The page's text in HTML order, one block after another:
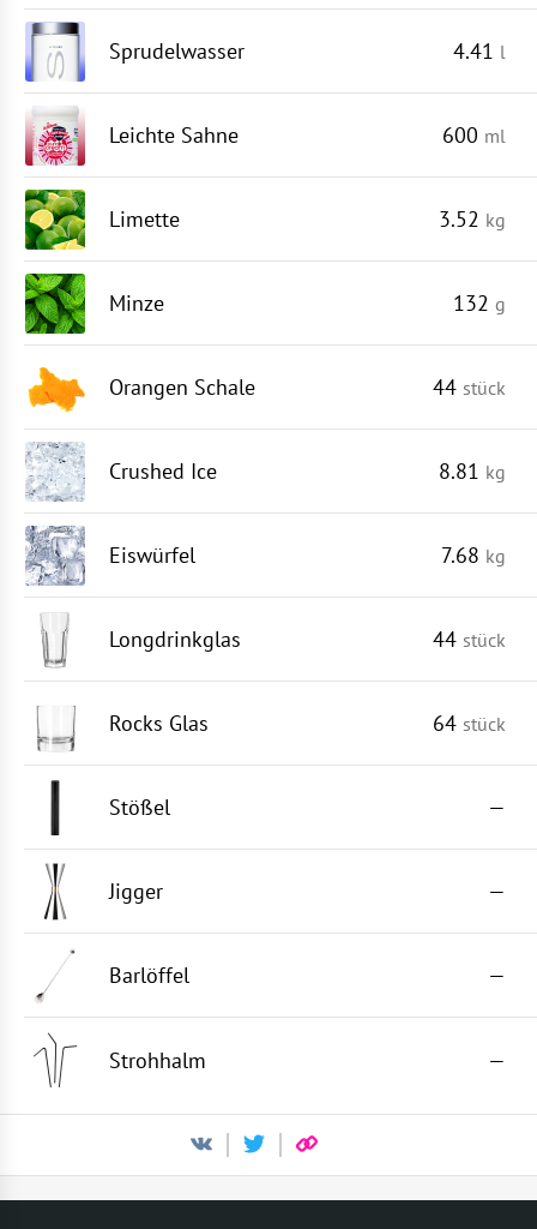
Sprudelwasser 4.41 l
Leichte Sahne 600 ml
Limette 3.52 kg
Minze 132 g
Orangen Schale 44 stück
Crushed Ice 8.81 kg
Eiswürfel 7.68 kg
Longdrinkglas 44 stück
Rocks Glas 64 stück
Stößel —
Jigger —
Barlöffel —
Strohhalm —